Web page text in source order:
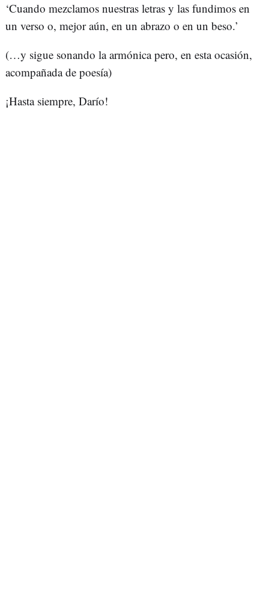
‘Cuando mezclamos nuestras letras y las fundimos en
un verso o, mejor aún, en un abrazo o en un beso.’
(…y sigue sonando la armónica pero, en esta ocasión,
acompañada de poesía)
¡Hasta siempre, Darío!